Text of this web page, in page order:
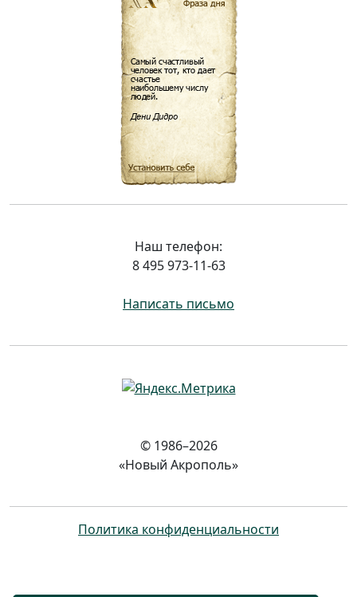
Наш телефон:
8 495 973-11-63
Написать письмо
© 1986–2026
«Новый Акрополь»
Политика конфиденциальности